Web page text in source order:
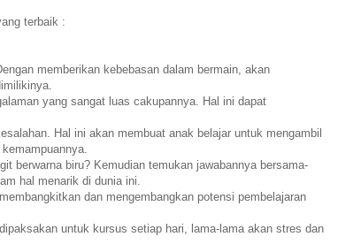
terbaik :
memberikan kebebasan dalam bermain, akan
yang sangat luas cakupannya. Hal ini dapat
Hal ini akan membuat anak belajar untuk mengambil
berwarna biru? Kemudian temukan jawabannya bersama-
hal menarik di dunia ini.
dan mengembangkan potensi pembelajaran
untuk kursus setiap hari, lama-lama akan stres dan